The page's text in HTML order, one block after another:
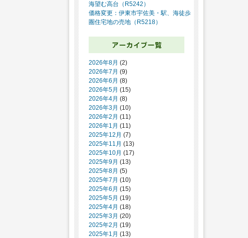
海望む高台（R5242）
価格変更：伊東市宇佐美・駅、海徒歩
圏住宅地の売地（R5218）
2026年8月 (2)
2026年7月 (9)
2026年6月 (8)
2026年5月 (15)
2026年4月 (8)
2026年3月 (10)
2026年2月 (11)
2026年1月 (11)
2025年12月 (7)
2025年11月 (13)
2025年10月 (17)
2025年9月 (13)
2025年8月 (5)
2025年7月 (10)
2025年6月 (15)
2025年5月 (19)
2025年4月 (18)
2025年3月 (20)
2025年2月 (19)
2025年1月 (13)